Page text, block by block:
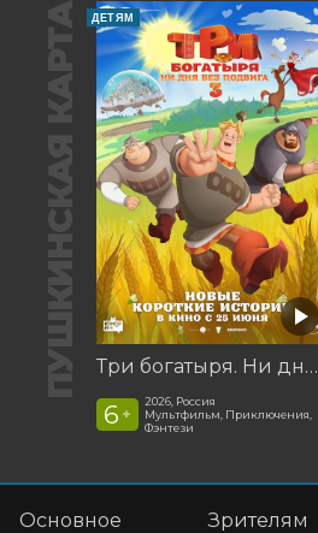
ПУШКИНСКАЯ КАРТА ДЕТЯМ
Три богатыря. Ни дня без подвига 3
6 +
2026, Россия
Мультфильм, Приключения,
Фэнтези
Основное
Зрителям